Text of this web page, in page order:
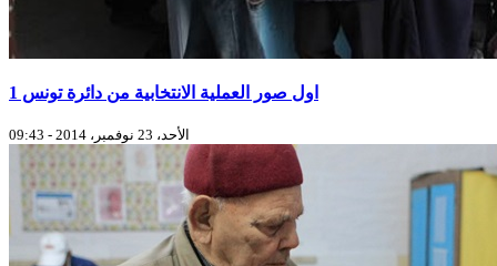
اول صور العملية الانتخابية من دائرة تونس 1
الأحد، 23 نوفمبر، 2014 - 09:43